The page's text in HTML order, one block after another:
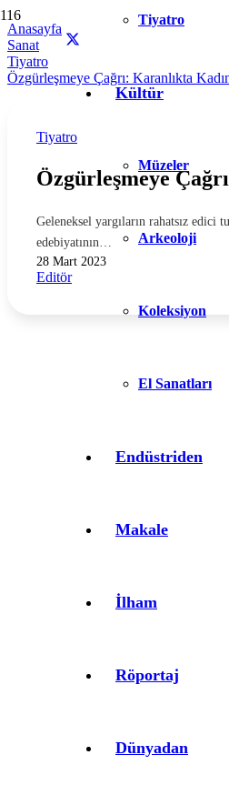
Tiyatro
Kültür
Müzeler
Arkeoloji
Koleksiyon
El Sanatları
Endüstriden
Makale
İlham
Röportaj
Dünyadan
Anasayfa
Sanat
Tiyatro
Özgürleşmeye Çağrı: Karanlıkta
Tiyatro
Özgürleşmeye
Geleneksel yargıların rahatsız
edebiyatının…
28 Mart 2023
Editör